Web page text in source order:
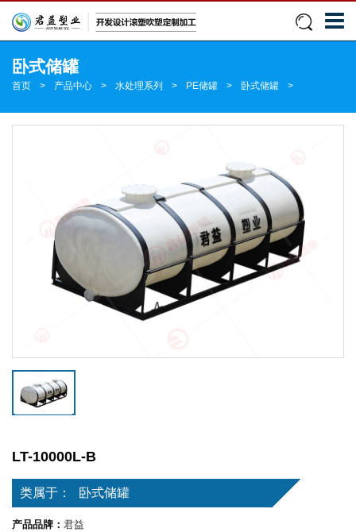
卧式储罐
首页 > 产品中心 > 水处理系列 > PE储罐 > 卧式储罐 >
LT-10000L-B
类属于： 卧式储罐
产品品牌： 君益